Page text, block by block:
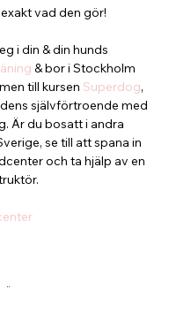
vad den gör!
i din & din hunds
& bor i Stockholm
till kursen Superdog,
självförtroende med
Är du bosatt i andra
se till att spana in
och ta hjälp av en